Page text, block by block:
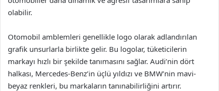
olabilir.
Otomobil amblemleri genellikle logo olarak adlandırılan
grafik unsurlarla birlikte gelir. Bu logolar, tüketicilerin
markayı hızlı bir şekilde tanımasını sağlar. Audi’nin dört
halkası, Mercedes-Benz’in üçlü yıldızı ve BMW’nin mavi-
beyaz renkleri, bu markaların tanınabilirliğini artırır.